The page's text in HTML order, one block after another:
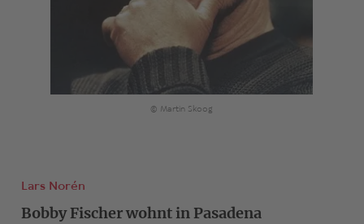
© Martin Skoog
Lars Norén
Bobby Fischer wohnt in Pasadena